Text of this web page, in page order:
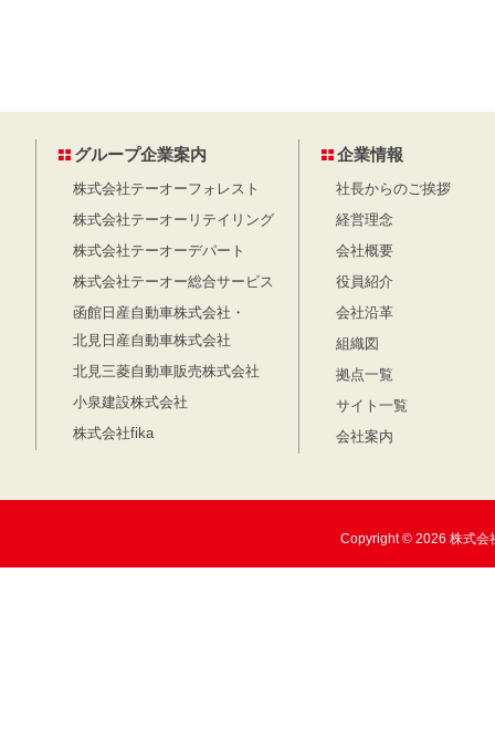
グループ企業案内
株式会社テーオーフォレスト
株式会社テーオーリテイリング
株式会社テーオーデパート
株式会社テーオー総合サービス
函館日産自動車株式会社・
北見日産自動車株式会社
北見三菱自動車販売株式会社
小泉建設株式会社
株式会社fika
企業情報
社長からのご挨拶
経営理念
会社概要
役員紹介
会社沿革
組織図
拠点一覧
サイト一覧
会社案内
Copyright © 2026 株式会